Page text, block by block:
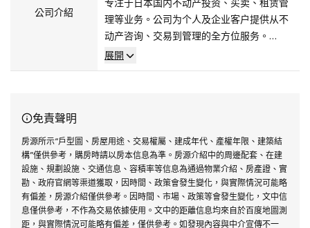
公司介紹
专注于日本国内不动产投资、买卖、租赁管
理等业务。公司为个人及企业客户提供从不
动产咨询、交易到管理的全方位服务。
我们将继续致力于为客户提供高效、个性化
的不动产解决方案，推动业务国际化，助力
展開
免責聲明
房源所示“戶型圖、房屋用途、交易權屬、建成年代、產權年限、建築結
構”僅供參考，購房時請以房本信息為準。房源介紹中的周邊配套、在建
設施、規劃設施、交通信息、容積率等信息為通過物業介紹、房產證、實
勘、政府官網等渠道獲取，因時間、政策會發生變化，與實際情況可能略
有偏差，房源介紹僅供參考。因時間、市場、政策等會發生變化，文中信
息僅供參考，不作為交易依據使用。文中的距離信息均來自於百度地圖測
距，與實際情況可能略有偏差，僅供參考。如發現內容與中介宣傳不一